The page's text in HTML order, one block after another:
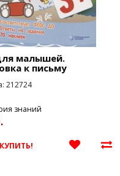
малышей.
к письму
212724
знаний
КУПИТЬ!